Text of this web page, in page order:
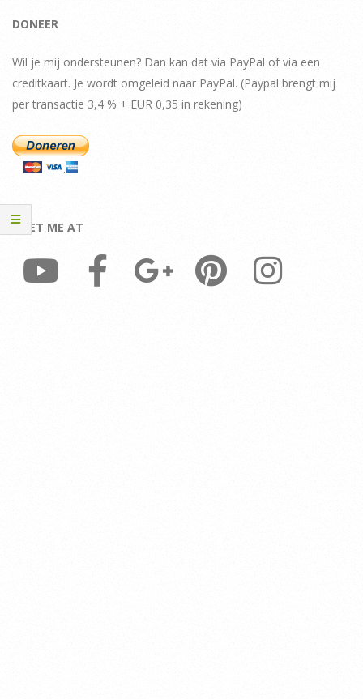
DONEER
Wil je mij ondersteunen? Dan kan dat via PayPal of via een
creditkaart. Je wordt omgeleid naar PayPal. (Paypal brengt mij
per transactie 3,4 % + EUR 0,35 in rekening)
MEET ME AT